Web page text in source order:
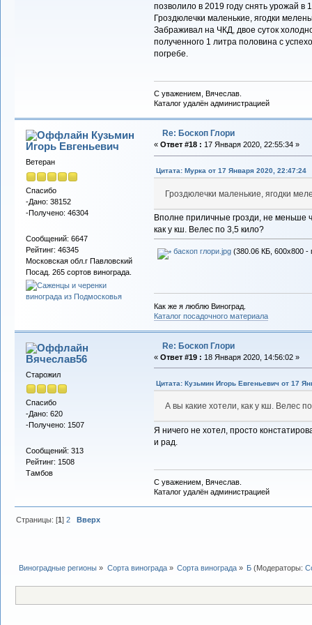
позволило в 2019 году снять урожай в
Гроздюлечки маленькие, ягодки
Забраживал на ЧКД, двое суток
полученного 1 литра половина с
погребе.
С уважением, Вячеслав.
Каталог удалён администрацией
Кузьмин
Игорь Евгеньевич
Ветеран
Спасибо
-Дано: 38152
-Получено: 46304
Сообщений: 6647
Рейтинг: 46345
Московская обл.г Павловский
Посад. 265 сортов винограда.
Re: Боскоп Глори
« Ответ #18 : 17 Января 2020, 22:55:34 »
Цитата: Мурка от 17 Января 2020, 22:47:24
Гроздюлечки маленькие, ягодки
Вполне приличные грозди, не меньше
как у кш. Велес по 3,5 кило?
баскоп глори.jpg(380.06 КБ, 600x800 -
Как же я люблю Виноград.
Каталог посадочного материала
Вячеслав56
Старожил
Спасибо
-Дано: 620
-Получено: 1507
Сообщений: 313
Рейтинг: 1508
Тамбов
Re: Боскоп Глори
« Ответ #19 : 18 Января 2020, 14:56:02 »
Цитата: Кузьмин Игорь Евгеньевич от 17
А вы какие хотели, как у кш. Велес
Я ничего не хотел, просто
и рад.
С уважением, Вячеслав.
Каталог удалён администрацией
Страницы: [1]2 Вверх
Виноградные регионы » Сорта винограда» Сорта винограда» Б (Модераторы: